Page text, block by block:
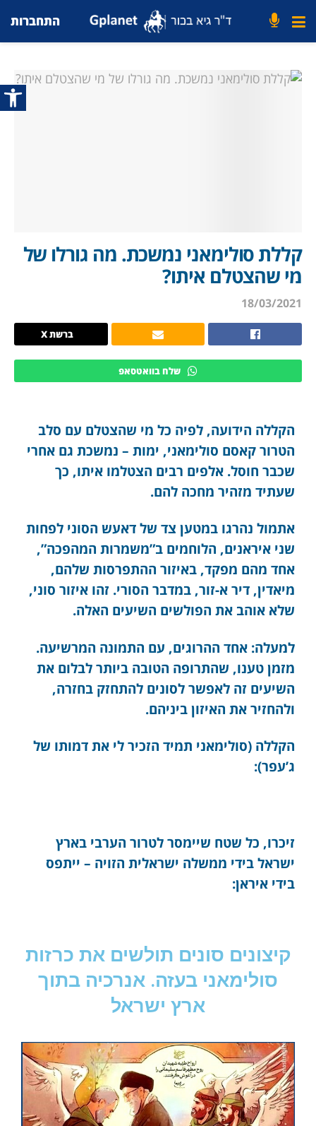
פתח
התחברות
קללת סולימאני נמשכת. מה גורלו של
מי שהצטלם איתו?
18/03/2021
ברשת X
שלח בוואטסאפ
הקללה הידועה, לפיה כל מי שהצטלם עם סלב
הטרור קאסם סולימאני, ימות – נמשכת גם אחרי
שכבר חוסל. אלפים רבים הצטלמו איתו, כך
שעתיד מזהיר מחכה להם.
אתמול נהרגו במטען צד של דאעש הסוני לפחות
שני איראנים, הלוחמים ב”משמרות המהפכה”,
אחד מהם מפקד, באיזור ההתפרסות שלהם,
מיאדין, דיר א-זור, במדבר הסורי. זהו איזור סוני,
שלא אוהב את הפולשים השיעים האלה.
למעלה: אחד ההרוגים, עם התמונה המרשיעה.
מזמן טענו, שהתרופה הטובה ביותר לבלום את
השיעים זה לאפשר לסונים להתחזק בחזרה,
ולהחזיר את האיזון ביניהם.
הקללה (סולימאני תמיד הזכיר לי את דמותו של
ג’עפר):
זיכרו, כל שטח שיימסר לטרור הערבי בארץ
ישראל בידי ממשלה ישראלית הזויה – ייתפס
בידי איראן:
קיצונים סונים תולשים את כרזות
סולימאני בעזה. אנרכיה בתוך
ארץ ישראל